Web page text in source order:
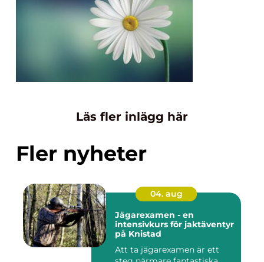
Läs fler inlägg här
Fler nyheter
04. aug
Jägarexamen - en
intensivkurs för jaktäventyr
på Knistad
Att ta jägarexamen är ett